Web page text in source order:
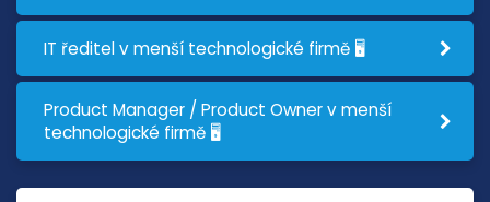
IT ředitel v menší technologické firmě 🖥️
Product Manager / Product Owner v menší
technologické firmě 🖥️